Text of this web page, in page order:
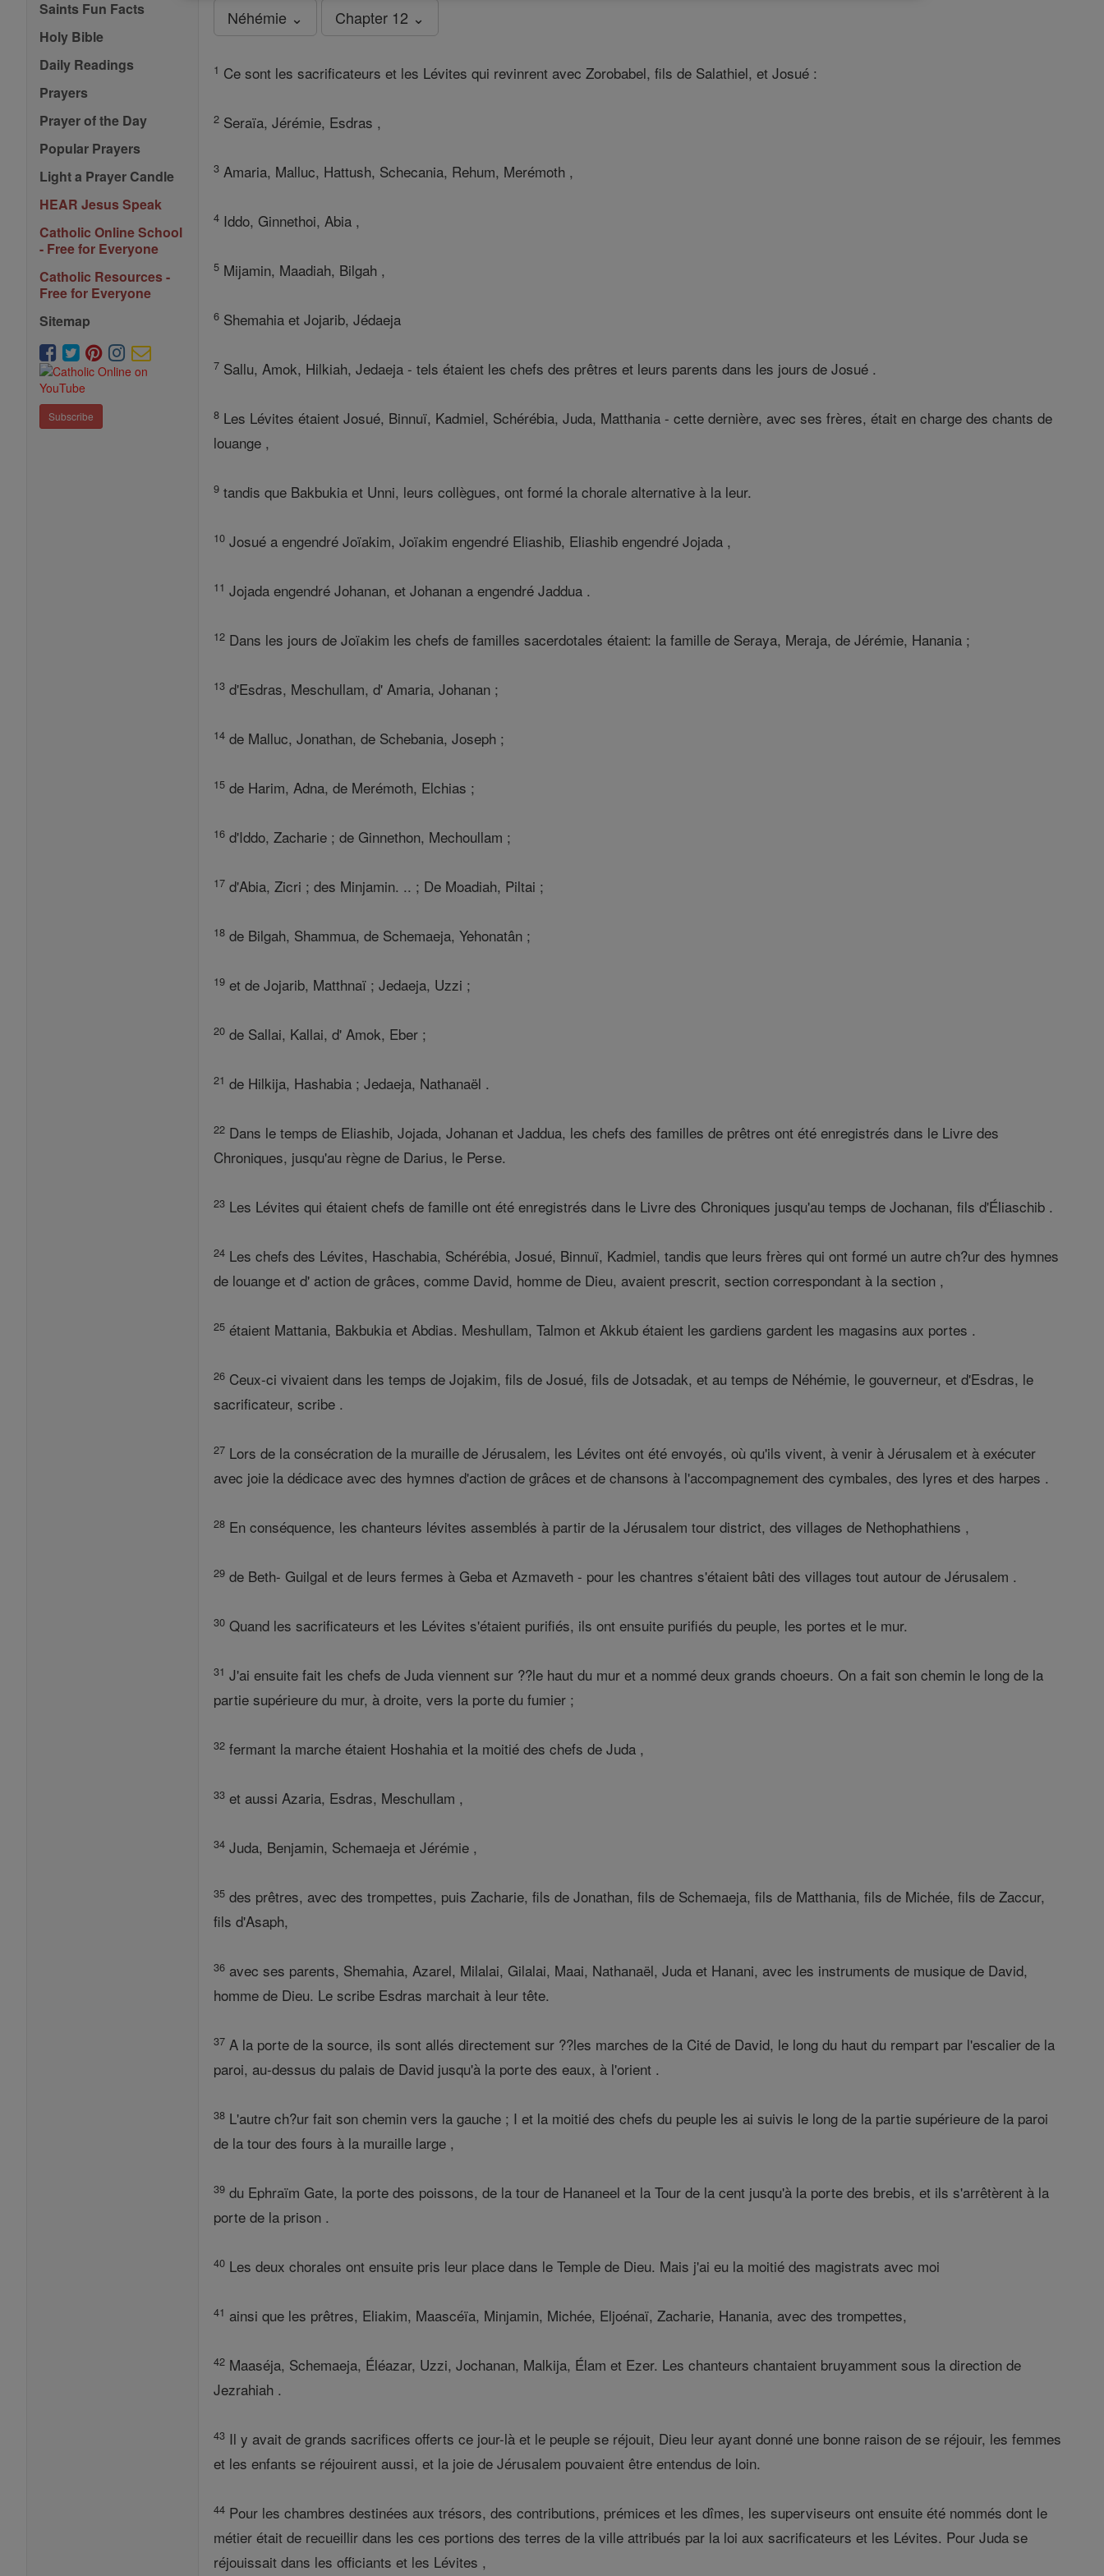
Saints Fun Facts
Holy Bible
Daily Readings
Prayers
Prayer of the Day
Popular Prayers
Light a Prayer Candle
HEAR Jesus Speak
Catholic Online School
- Free for Everyone
Catholic Resources -
Free for Everyone
Sitemap
Subscribe
Néhémie ⌄ Chapter 12 ⌄
1 Ce sont les sacrificateurs et les Lévites qui revinrent avec Zorobabel, fils de Salathiel, et Josué :
2 Seraïa, Jérémie, Esdras ,
3 Amaria, Malluc, Hattush, Schecania, Rehum, Merémoth ,
4 Iddo, Ginnethoi, Abia ,
5 Mijamin, Maadiah, Bilgah ,
6 Shemahia et Jojarib, Jédaeja
7 Sallu, Amok, Hilkiah, Jedaeja - tels étaient les chefs des prêtres et leurs parents dans les jours de Josué .
8 Les Lévites étaient Josué, Binnuï, Kadmiel, Schérébia, Juda, Matthania - cette dernière, avec ses frères, était en charge des chants de
louange ,
9 tandis que Bakbukia et Unni, leurs collègues, ont formé la chorale alternative à la leur.
10 Josué a engendré Joïakim, Joïakim engendré Eliashib, Eliashib engendré Jojada ,
11 Jojada engendré Johanan, et Johanan a engendré Jaddua .
12 Dans les jours de Joïakim les chefs de familles sacerdotales étaient: la famille de Seraya, Meraja, de Jérémie, Hanania ;
13 d'Esdras, Meschullam, d' Amaria, Johanan ;
14 de Malluc, Jonathan, de Schebania, Joseph ;
15 de Harim, Adna, de Merémoth, Elchias ;
16 d'Iddo, Zacharie ; de Ginnethon, Mechoullam ;
17 d'Abia, Zicri ; des Minjamin. .. ; De Moadiah, Piltai ;
18 de Bilgah, Shammua, de Schemaeja, Yehonatân ;
19 et de Jojarib, Matthnaï ; Jedaeja, Uzzi ;
20 de Sallai, Kallai, d' Amok, Eber ;
21 de Hilkija, Hashabia ; Jedaeja, Nathanaël .
22 Dans le temps de Eliashib, Jojada, Johanan et Jaddua, les chefs des familles de prêtres ont été enregistrés dans le Livre des
Chroniques, jusqu'au règne de Darius, le Perse.
23 Les Lévites qui étaient chefs de famille ont été enregistrés dans le Livre des Chroniques jusqu'au temps de Jochanan, fils d'Éliaschib .
24 Les chefs des Lévites, Haschabia, Schérébia, Josué, Binnuï, Kadmiel, tandis que leurs frères qui ont formé un autre ch?ur des hymnes
de louange et d' action de grâces, comme David, homme de Dieu, avaient prescrit, section correspondant à la section ,
25 étaient Mattania, Bakbukia et Abdias. Meshullam, Talmon et Akkub étaient les gardiens gardent les magasins aux portes .
26 Ceux-ci vivaient dans les temps de Jojakim, fils de Josué, fils de Jotsadak, et au temps de Néhémie, le gouverneur, et d'Esdras, le
sacrificateur, scribe .
27 Lors de la consécration de la muraille de Jérusalem, les Lévites ont été envoyés, où qu'ils vivent, à venir à Jérusalem et à exécuter
avec joie la dédicace avec des hymnes d'action de grâces et de chansons à l'accompagnement des cymbales, des lyres et des harpes .
28 En conséquence, les chanteurs lévites assemblés à partir de la Jérusalem tour district, des villages de Nethophathiens ,
29 de Beth- Guilgal et de leurs fermes à Geba et Azmaveth - pour les chantres s'étaient bâti des villages tout autour de Jérusalem .
30 Quand les sacrificateurs et les Lévites s'étaient purifiés, ils ont ensuite purifiés du peuple, les portes et le mur.
31 J'ai ensuite fait les chefs de Juda viennent sur ??le haut du mur et a nommé deux grands choeurs. On a fait son chemin le long de la
partie supérieure du mur, à droite, vers la porte du fumier ;
32 fermant la marche étaient Hoshahia et la moitié des chefs de Juda ,
33 et aussi Azaria, Esdras, Meschullam ,
34 Juda, Benjamin, Schemaeja et Jérémie ,
35 des prêtres, avec des trompettes, puis Zacharie, fils de Jonathan, fils de Schemaeja, fils de Matthania, fils de Michée, fils de Zaccur,
fils d'Asaph,
36 avec ses parents, Shemahia, Azarel, Milalai, Gilalai, Maai, Nathanaël, Juda et Hanani, avec les instruments de musique de David,
homme de Dieu. Le scribe Esdras marchait à leur tête.
37 A la porte de la source, ils sont allés directement sur ??les marches de la Cité de David, le long du haut du rempart par l'escalier de la
paroi, au-dessus du palais de David jusqu'à la porte des eaux, à l'orient .
38 L'autre ch?ur fait son chemin vers la gauche ; I et la moitié des chefs du peuple les ai suivis le long de la partie supérieure de la paroi
de la tour des fours à la muraille large ,
39 du Ephraïm Gate, la porte des poissons, de la tour de Hananeel et la Tour de la cent jusqu'à la porte des brebis, et ils s'arrêtèrent à la
porte de la prison .
40 Les deux chorales ont ensuite pris leur place dans le Temple de Dieu. Mais j'ai eu la moitié des magistrats avec moi
41 ainsi que les prêtres, Eliakim, Maascéïa, Minjamin, Michée, Eljoénaï, Zacharie, Hanania, avec des trompettes,
42 Maaséja, Schemaeja, Éléazar, Uzzi, Jochanan, Malkija, Élam et Ezer. Les chanteurs chantaient bruyamment sous la direction de
Jezrahiah .
43 Il y avait de grands sacrifices offerts ce jour-là et le peuple se réjouit, Dieu leur ayant donné une bonne raison de se réjouir, les femmes
et les enfants se réjouirent aussi, et la joie de Jérusalem pouvaient être entendus de loin.
44 Pour les chambres destinées aux trésors, des contributions, prémices et les dîmes, les superviseurs ont ensuite été nommés dont le
métier était de recueillir dans les ces portions des terres de la ville attribués par la loi aux sacrificateurs et les Lévites. Pour Juda se
réjouissait dans les officiants et les Lévites ,